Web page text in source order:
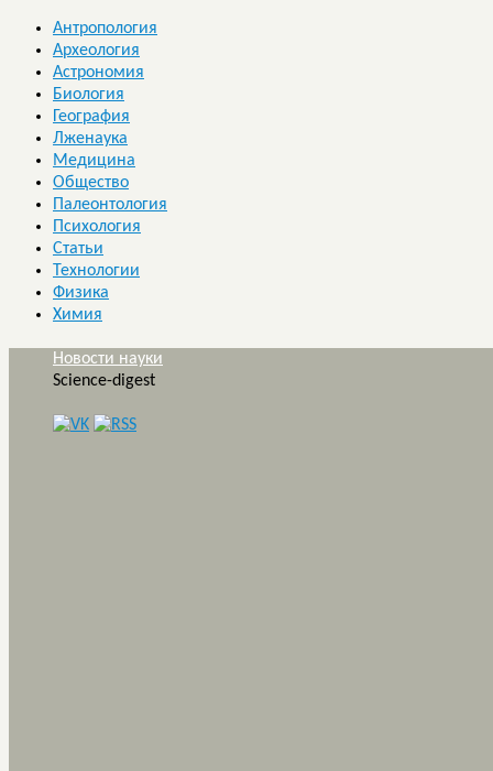
Антропология
Археология
Астрономия
Биология
География
Лженаука
Медицина
Общество
Палеонтология
Психология
Статьи
Технологии
Физика
Химия
Новости науки
Science-digest